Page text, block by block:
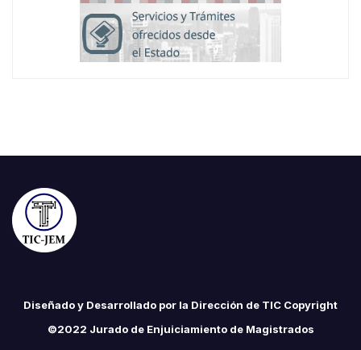
Diseñado y Desarrollado por la Dirección de TIC Copyright
©2022 Jurado de Enjuiciamiento de Magistrados